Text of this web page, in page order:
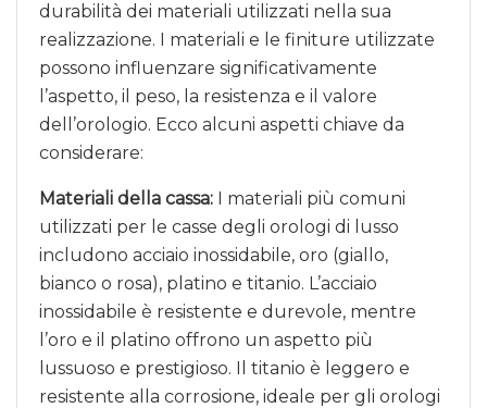
durabilità dei materiali utilizzati nella sua
realizzazione. I materiali e le finiture utilizzate
possono influenzare significativamente
l’aspetto, il peso, la resistenza e il valore
dell’orologio. Ecco alcuni aspetti chiave da
considerare:
Materiali della cassa: I materiali più comuni
utilizzati per le casse degli orologi di lusso
includono acciaio inossidabile, oro (giallo,
bianco o rosa), platino e titanio. L’acciaio
inossidabile è resistente e durevole, mentre
l’oro e il platino offrono un aspetto più
lussuoso e prestigioso. Il titanio è leggero e
resistente alla corrosione, ideale per gli orologi